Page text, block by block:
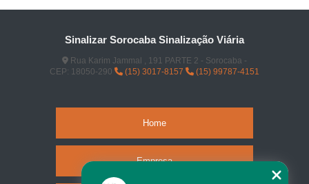
Sinalizar Sorocaba Sinalização Viária
Rua Karim Jammal , 191 PARTE 2 - Sorocaba -
CEP: 18050-290
(15) 3017-8157 (15) 99787-4151
Home
Empresa